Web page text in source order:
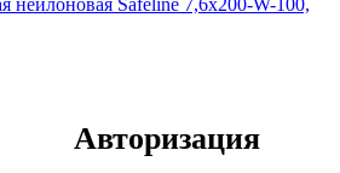
Авторизация